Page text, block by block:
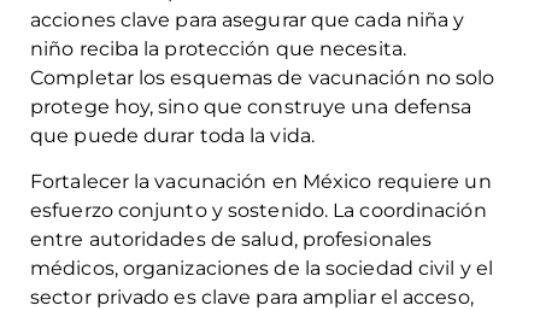
acciones clave para asegurar que cada niña y
niño reciba la protección que necesita.
Completar los esquemas de vacunación no solo
protege hoy, sino que construye una defensa
que puede durar toda la vida.
Fortalecer la vacunación en México requiere un
esfuerzo conjunto y sostenido. La coordinación
entre autoridades de salud, profesionales
médicos, organizaciones de la sociedad civil y el
sector privado es clave para ampliar el acceso,